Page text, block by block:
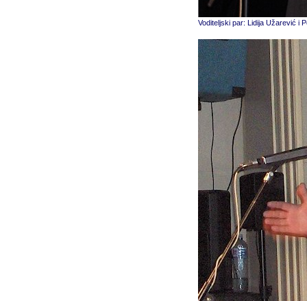
Voditeljski par: Lidija Užarević i